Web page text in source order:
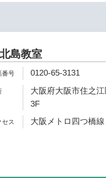
島教室
0120-65-3131
大阪府大阪市住之
3F
大阪メトロ四つ橋